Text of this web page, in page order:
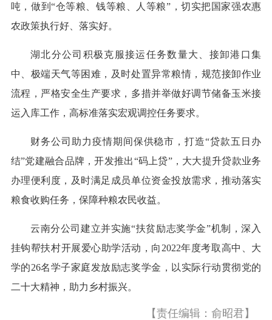
吨，做到“仓等粮、钱等粮、人等粮”，切实把国家强农惠
农政策执行好、落实好。
湖北分公司积极克服接运任务数量大、接卸港口集
中、极端天气等困难，及时处置异常粮情，规范接卸作业
流程，严格安全生产要求，多措并举做好调节储备玉米接
运入库工作，高标准落实宏观调控任务要求。
财务公司助力疫情期间保供稳市，打造“贷款五日办
结”党建融合品牌，开发推出“码上贷”，大大提升贷款业务
办理便利度，及时满足成员单位资金投放需求，推动落实
粮食收购任务，保障种粮农民收益。
云南分公司建立并实施“扶贫励志奖学金”机制，深入
挂钩帮扶村开展爱心助学活动，向2022年度考取高中、大
学的26名学子家庭发放励志奖学金，以实际行动贯彻党的
二十大精神，助力乡村振兴。
【责任编辑：俞昭君】